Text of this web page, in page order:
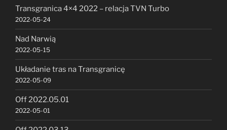
Transgranica 4×4 2022 – relacja TVN Turbo
2022-05-24
Nad Narwią
2022-05-15
Układanie tras na Transgranicę
2022-05-09
Off 2022.05.01
2022-05-01